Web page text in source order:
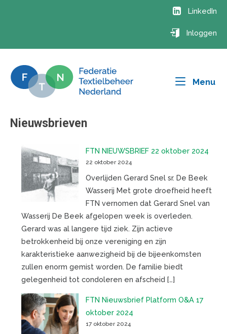
LinkedIn
Inloggen
Menu
Nieuwsbrieven
FTN NIEUWSBRIEF 22 oktober 2024
22 oktober 2024
Overlijden Gerard Snel sr. De Beek
Wasserij Met grote droefheid heeft
FTN vernomen dat Gerard Snel van
Wasserij De Beek afgelopen week is overleden.
Gerard was al langere tijd ziek. Zijn actieve
betrokkenheid bij onze vereniging en zijn
karakteristieke aanwezigheid bij de bijeenkomsten
zullen enorm gemist worden. De familie biedt
gelegenheid tot condoleren en afscheid […]
FTN Nieuwsbrief Platform O&A 17
oktober 2024
17 oktober 2024